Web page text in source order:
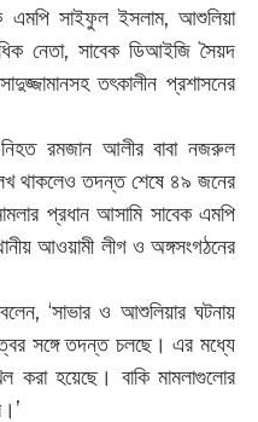
এমপি সাইফুল ইসলাম, আশুলিয়া
নেতা, সাবেক ডিআইজি সৈয়দ
তৎকালীন প্রশাসনের
রমজান আলীর বাবা নজরুল
থাকলেও তদন্ত শেষে ৪৯ জনের
প্রধান আসামি সাবেক এমপি
আওয়ামী লীগ ও অঙ্গসংগঠনের
‘সাভার ও আশুলিয়ার ঘটনায়
সঙ্গে তদন্ত চলছে। এর মধ্যে
করা হয়েছে। বাকি মামলাগুলোর